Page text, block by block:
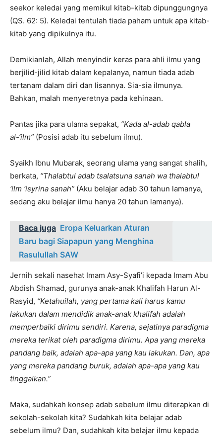
seekor keledai yang memikul kitab-kitab dipunggungnya
(QS. 62: 5). Keledai tentulah tiada paham untuk apa kitab-
kitab yang dipikulnya itu.
Demikianlah, Allah menyindir keras para ahli ilmu yang
berjilid-jilid kitab dalam kepalanya, namun tiada adab
tertanam dalam diri dan lisannya. Sia-sia ilmunya.
Bahkan, malah menyeretnya pada kehinaan.
Pantas jika para ulama sepakat, “Kada al-adab qabla
al-‘ilm” (Posisi adab itu sebelum ilmu).
Syaikh Ibnu Mubarak, seorang ulama yang sangat shalih,
berkata, “Thalabtul adab tsalatsuna sanah wa thalabtul
‘ilm ‘isyrina sanah” (Aku belajar adab 30 tahun lamanya,
sedang aku belajar ilmu hanya 20 tahun lamanya).
Baca juga Eropa Keluarkan Aturan
Baru bagi Siapapun yang Menghina
Rasulullah SAW
Jernih sekali nasehat Imam Asy-Syafi’i kepada Imam Abu
Abdish Shamad, gurunya anak-anak Khalifah Harun Al-
Rasyid, “Ketahuilah, yang pertama kali harus kamu
lakukan dalam mendidik anak-anak khalifah adalah
memperbaiki dirimu sendiri. Karena, sejatinya paradigma
mereka terikat oleh paradigma dirimu. Apa yang mereka
pandang baik, adalah apa-apa yang kau lakukan. Dan, apa
yang mereka pandang buruk, adalah apa-apa yang kau
tinggalkan.”
Maka, sudahkah konsep adab sebelum ilmu diterapkan di
sekolah-sekolah kita? Sudahkah kita belajar adab
sebelum ilmu? Dan, sudahkah kita belajar ilmu kepada